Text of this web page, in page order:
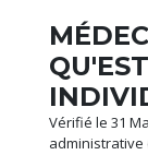
Vérifié le 31
administrative